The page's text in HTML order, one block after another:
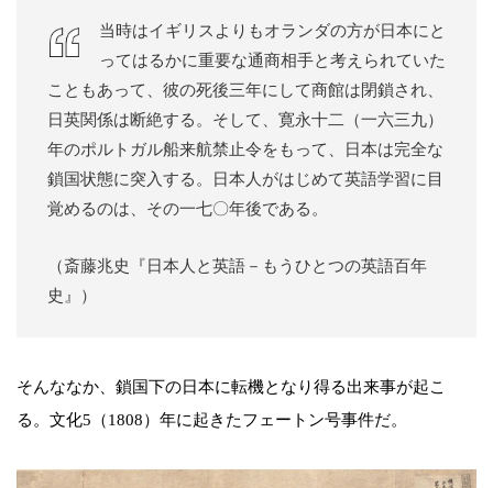
当時はイギリスよりもオランダの方が日本にと
ってはるかに重要な通商相手と考えられていた
こともあって、彼の死後三年にして商館は閉鎖され、
日英関係は断絶する。そして、寛永十二（一六三九）
年のポルトガル船来航禁止令をもって、日本は完全な
鎖国状態に突入する。日本人がはじめて英語学習に目
覚めるのは、その一七〇年後である。
（斎藤兆史『日本人と英語－もうひとつの英語百年
史』）
そんななか、鎖国下の日本に転機となり得る出来事が起こ
る。文化5（1808）年に起きたフェートン号事件だ。